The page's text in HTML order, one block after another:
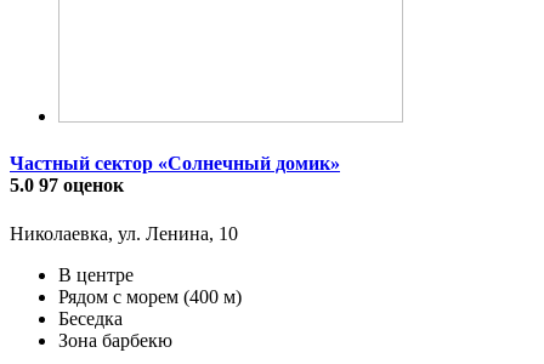
Частный сектор «Солнечный домик»
5.0 97 оценок
Николаевка, ул. Ленина, 10
В центре
Рядом с морем (400 м)
Беседка
Зона барбекю